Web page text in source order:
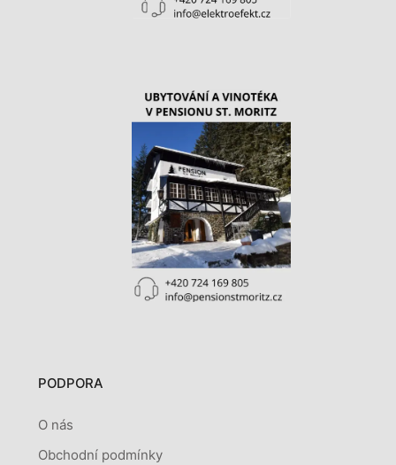
PODPORA
O nás
Obchodní podmínky